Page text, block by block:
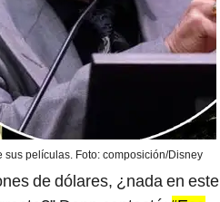
películas. Foto: composición/Disney
de dólares, ¿nada en este